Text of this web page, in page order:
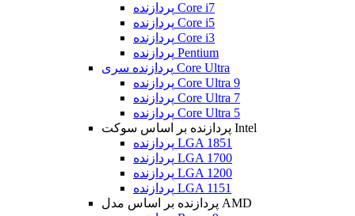
پردازنده Core i7
پردازنده Core i5
پردازنده Core i3
پردازنده Pentium
پردازنده سری Core Ultra
پردازنده Core Ultra 9
پردازنده Core Ultra 7
پردازنده Core Ultra 5
پردازنده بر اساس سوکت Intel
پردازنده LGA 1851
پردازنده LGA 1700
پردازنده LGA 1200
پردازنده LGA 1151
پردازنده بر اساس مدل AMD